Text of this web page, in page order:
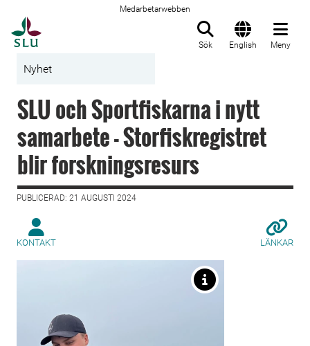
Medarbetarwebben
Sök English Meny
Nyhet
SLU och Sportfiskarna i nytt
samarbete - Storfiskregistret
blir forskningsresurs
PUBLICERAD: 21 AUGUSTI 2024
KONTAKT LÄNKAR